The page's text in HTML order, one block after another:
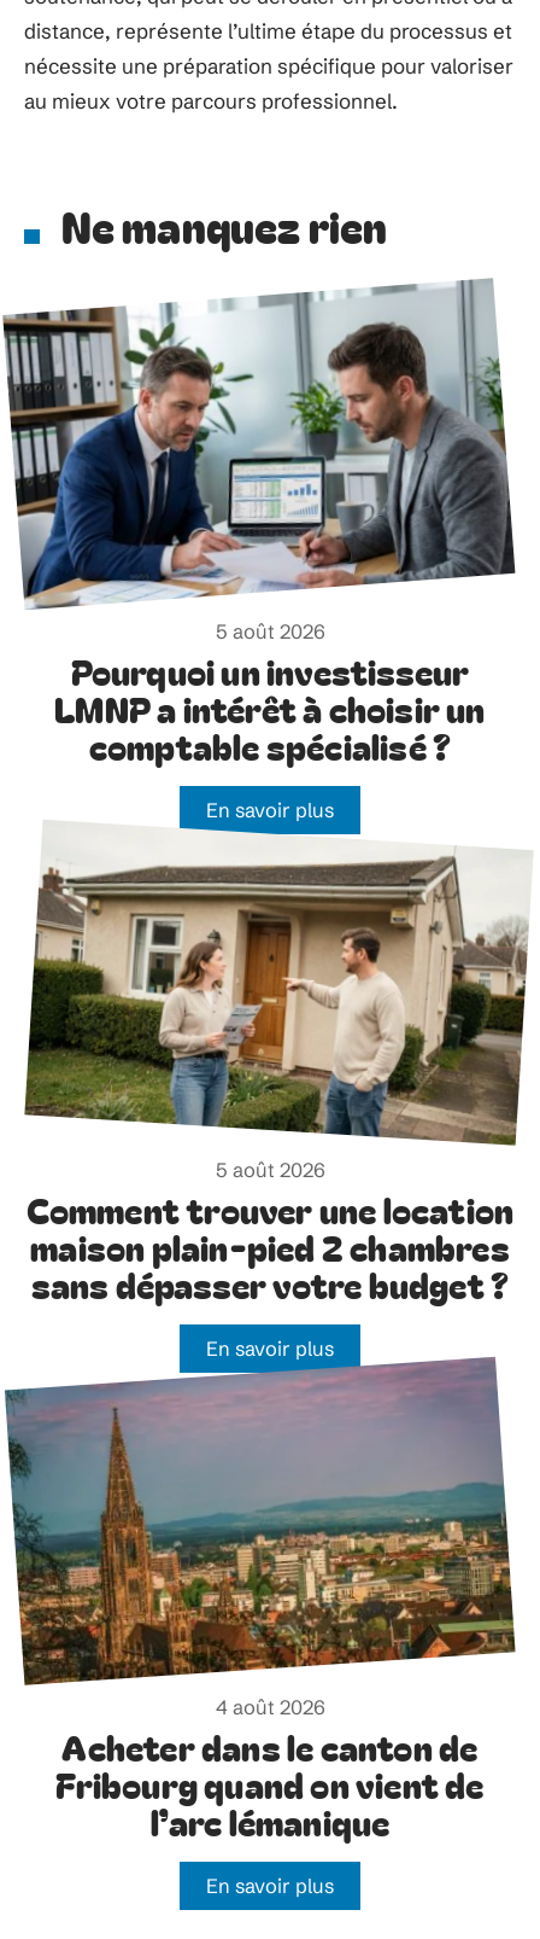
distance, représente l’ultime étape du processus et
nécessite une préparation spécifique pour valoriser
au mieux votre parcours professionnel.
Ne manquez rien
5 août 2026
Pourquoi un investisseur
LMNP a intérêt à choisir un
comptable spécialisé ?
En savoir plus
5 août 2026
Comment trouver une location
maison plain-pied 2 chambres
sans dépasser votre budget ?
En savoir plus
4 août 2026
Acheter dans le canton de
Fribourg quand on vient de
l’arc lémanique
En savoir plus